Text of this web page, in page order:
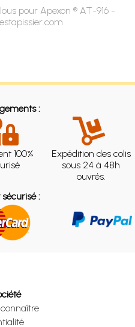
pour Apexon ® AT-916 -
:
100%
Expédition des colis
sous 24 à 48h
ouvrés.
: